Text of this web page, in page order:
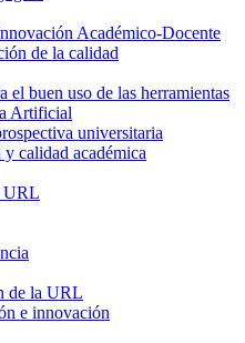
Académico-Docente
de la calidad
el buen uso de las herramientas
Artificial
universitaria
calidad académica
URL
de la URL
e innovación